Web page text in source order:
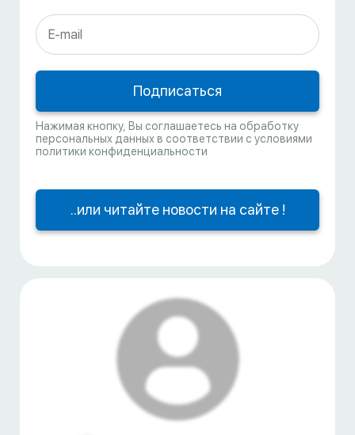
Нажимая кнопку, Вы соглашаетесь на обработку
персональных данных в соответствии с условиями
политики конфиденциальности